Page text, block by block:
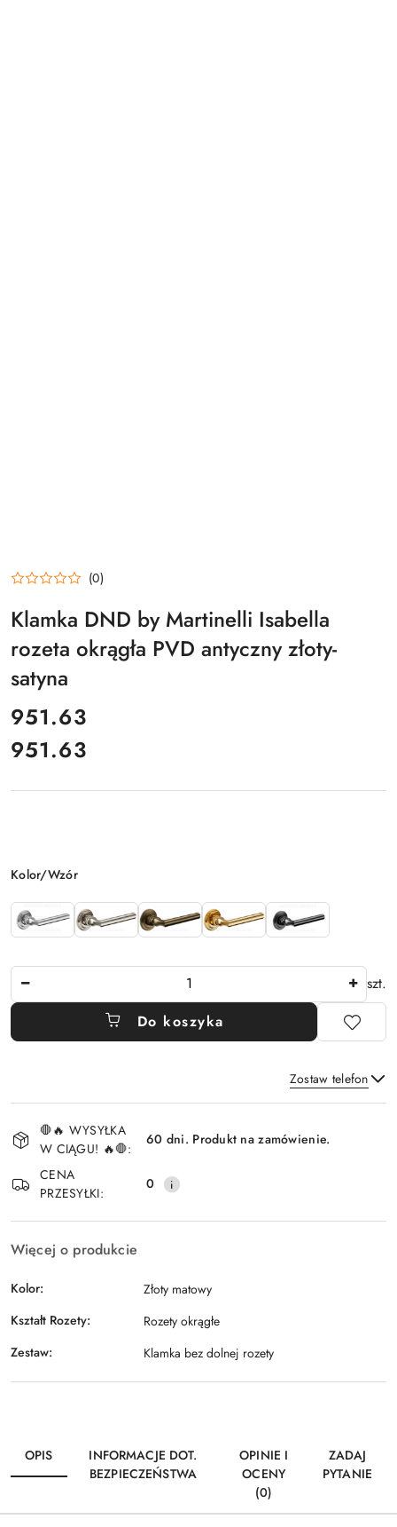
(0)
Klamka DND by Martinelli Isabella
rozeta okrągła PVD antyczny złoty-
satyna
cena:
951.63
Cena:
951.63
Wariant
Kolor/Wzór
szt.
Do koszyka
Zostaw telefon
Dostępność
i
dostawa
🛑🔥 WYSYŁKA
W CIĄGU! 🔥🛑:
60 dni. Produkt na zamówienie.
CENA
PRZESYŁKI:
0
Więcej o produkcie
Kolor:
Złoty matowy
Kształt Rozety:
Rozety okrągłe
Zestaw:
Klamka bez dolnej rozety
OPIS
INFORMACJE DOT.
BEZPIECZEŃSTWA
OPINIE I
OCENY
(0)
ZADAJ
PYTANIE